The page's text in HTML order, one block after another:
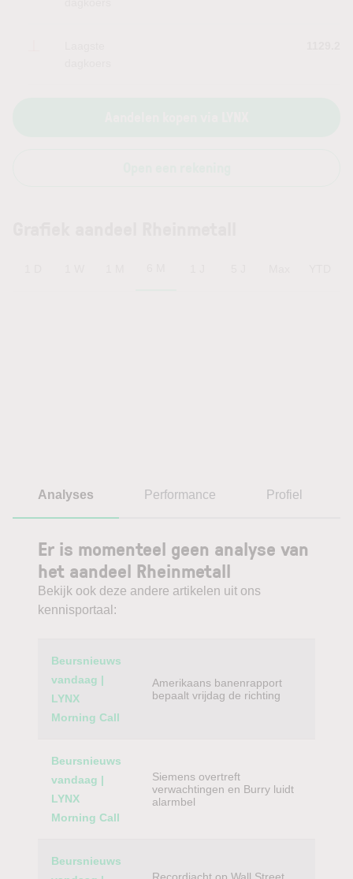
Analyses Performance Profiel
Er is momenteel geen analyse van
het aandeel Rheinmetall
Bekijk ook deze andere artikelen uit ons
kennisportaal:
Category
Beursnieuws
vandaag |
LYNX
Morning Call
Amerikaans banenrapport
bepaalt vrijdag de richting
Beursnieuws
vandaag |
LYNX
Morning Call
Siemens overtreft
verwachtingen en Burry luidt
alarmbel
Beursnieuws